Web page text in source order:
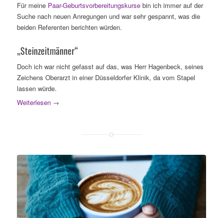
Für meine Paar-Geburtsvorbereitungskursebin ich immer auf der
Suche nach neuen Anregungen und war sehr gespannt, was die
beiden Referenten berichten würden.
„Steinzeitmänner“
Doch ich war nicht gefasst auf das, was Herr Hagenbeck, seines
Zeichens Oberarzt in einer Düsseldorfer Klinik, da vom Stapel
lassen würde.
Weiterlesen→